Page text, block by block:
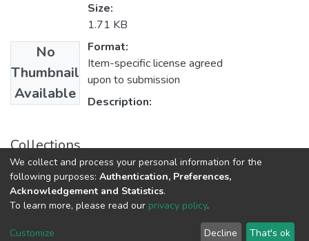
No
Thumbnail
Available
Size:
1.71 KB
Format:
Item-specific license agreed
upon to submission
Description:
Collections
Статті та доповіді ФХФ
DSpace software copyright © 2009-2026
Cookie
End User
Send
We collect and process your personal information for the
following purposes: Authentication, Preferences,
Acknowledgement and Statistics.
To learn more, please read our privacy policy.
Customize Decline That's ok